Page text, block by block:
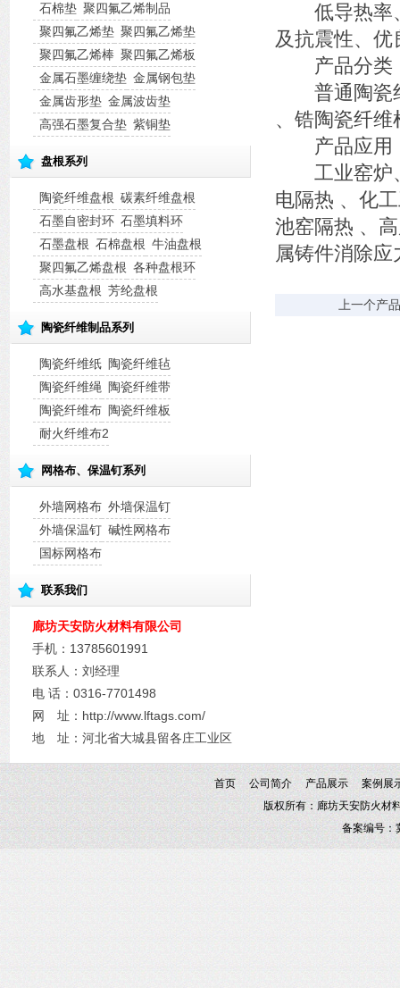
石棉垫 聚四氟乙烯制品
聚四氟乙烯垫 聚四氟乙烯垫
聚四氟乙烯棒 聚四氟乙烯板
金属石墨缠绕垫 金属钢包垫
金属齿形垫 金属波齿垫
高强石墨复合垫 紫铜垫
盘根系列
陶瓷纤维盘根 碳素纤维盘根
石墨自密封环 石墨填料环
石墨盘根 石棉盘根 牛油盘根
聚四氟乙烯盘根 各种盘根环
高水基盘根 芳纶盘根
陶瓷纤维制品系列
陶瓷纤维纸 陶瓷纤维毡
陶瓷纤维绳
陶瓷纤维带
陶瓷纤维布 陶瓷纤维板
耐火纤维布2
网格布、保温钉系列
外墙网格布 外墙保温钉
外墙保温钉 碱性网格布
国标网格布
联系我们
廊坊天安防火材料有限公司
手机：13785601991
联系人：刘经理
电 话：0316-7701498​
网 址：http://www.lftags.com/
地 址：河北省大城县留各庄工业区
低导热率、
及抗震性、优
产品分类
普通陶瓷纤
、锆陶瓷纤维
产品应用
工业窑炉、
电隔热 、化
池窑隔热 、
属铸件消除
上一个产
首页 公司简介 产品展示
案例展
版权所有：廊坊天安防火材
备案编号：